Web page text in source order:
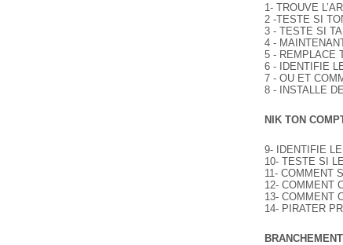
1- TROUVE
2 -TESTE SI
3 - TESTE SI
4 -
5 - REMPLACE
6 - IDENTIFIE
7 - OU ET
8 - INSTALLE
NIK TON
9- IDENTIFIE
10- TESTE SI
11- COMMENT
12- COMMENT
13- COMMENT
14- PIRATER